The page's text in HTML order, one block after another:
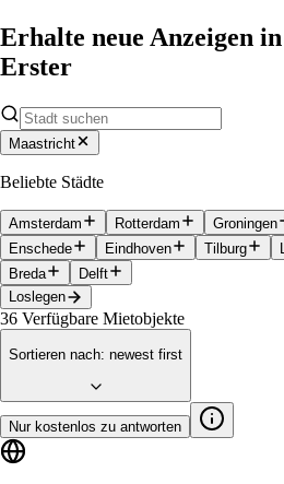
Erhalte neue Anzeigen
Erster
Maastricht
Beliebte Städte
Amsterdam Rotterdam Groningen
Enschede
Eindhoven Tilburg
Breda
Delft
Loslegen
36 Verfügbare Mietobjekte
Sortieren nach: newest first
Nur kostenlos zu antworten